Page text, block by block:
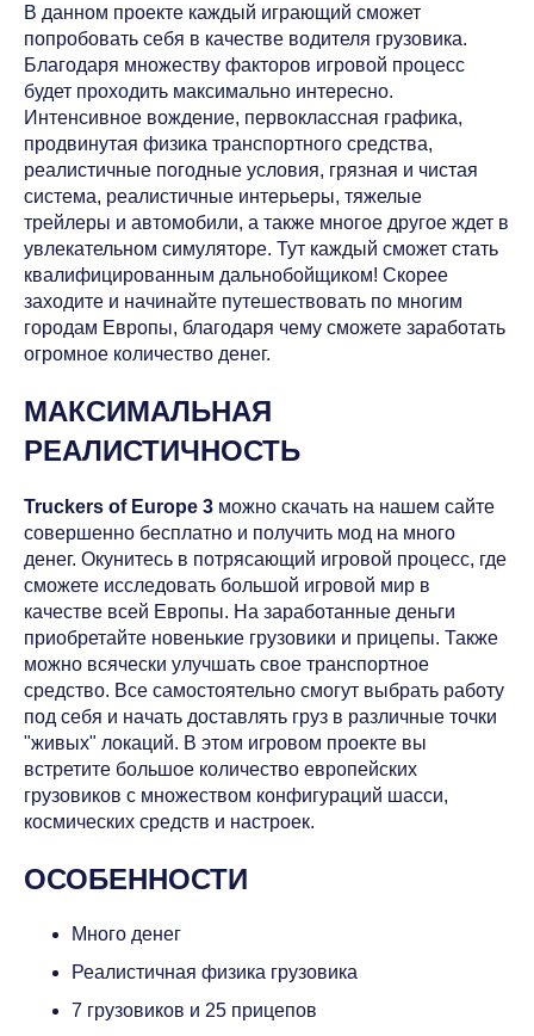
В данном проекте каждый играющий сможет
попробовать себя в качестве водителя грузовика.
Благодаря множеству факторов игровой процесс
будет проходить максимально интересно.
Интенсивное вождение, первоклассная графика,
продвинутая физика транспортного средства,
реалистичные погодные условия, грязная и чистая
система, реалистичные интерьеры, тяжелые
трейлеры и автомобили, а также многое другое ждет в
увлекательном симуляторе. Тут каждый сможет стать
квалифицированным дальнобойщиком! Скорее
заходите и начинайте путешествовать по многим
городам Европы, благодаря чему сможете заработать
огромное количество денег.
МАКСИМАЛЬНАЯ
РЕАЛИСТИЧНОСТЬ
Truckers of Europe 3 можно скачать на нашем сайте
совершенно бесплатно и получить мод на много
денег. Окунитесь в потрясающий игровой процесс, где
сможете исследовать большой игровой мир в
качестве всей Европы. На заработанные деньги
приобретайте новенькие грузовики и прицепы. Также
можно всячески улучшать свое транспортное
средство. Все самостоятельно смогут выбрать работу
под себя и начать доставлять груз в различные точки
"живых" локаций. В этом игровом проекте вы
встретите большое количество европейских
грузовиков с множеством конфигураций шасси,
космических средств и настроек.
ОСОБЕННОСТИ
Много денег
Реалистичная физика грузовика
7 грузовиков и 25 прицепов